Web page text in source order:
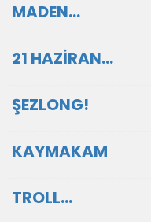
MADEN…
21 HAZİRAN…
ŞEZLONG!
KAYMAKAM
TROLL…